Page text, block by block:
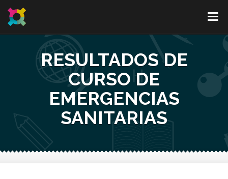
RESULTADOS DE
CURSO DE
EMERGENCIAS
SANITARIAS